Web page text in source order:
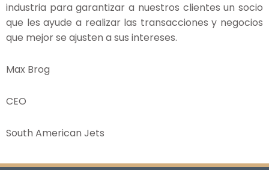
industria para garantizar a nuestros clientes un socio
que les ayude a realizar las transacciones y negocios
que mejor se ajusten a sus intereses.
Max Brog
CEO
South American Jets